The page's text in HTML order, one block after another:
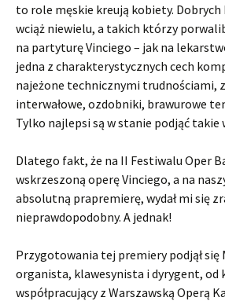
to role męskie kreują kobiety.
wciąż niewielu, a takich którzy
na partyturę Vinciego – jak na
jedna z charakterystycznych cech
najeżone technicznymi trudnościami,
interwałowe, ozdobniki, brawurowe
Tylko najlepsi są w stanie podjąć takie
Dlatego fakt, że na II Festiwalu Oper
wskrzeszoną operę Vinciego, a na
absolutną prapremierę, wydał mi się
nieprawdopodobny. A jednak!
Przygotowania tej premiery podjął się
organista, klawesynista i dyrygent, od
współpracujący z Warszawską Operą